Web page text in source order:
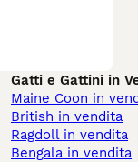
Gatti e Gattini in
Maine Coon in
British in vendita
Ragdoll in vendita
Bengala in vendita